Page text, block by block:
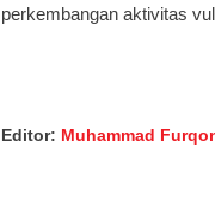
perkembangan aktivitas
Editor: Muhammad